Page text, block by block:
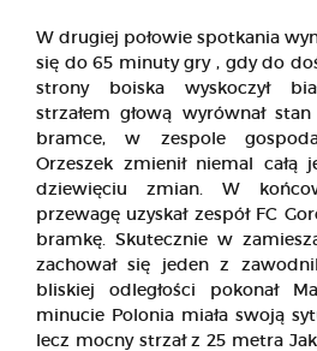
W drugiej połowie spotkania
się do 65 minuty gry , gdy do
strony boiska wyskoczył
strzałem głową wyrównał
bramce, w zespole
Orzeszek zmienił niemal całą
dziewięciu zmian. W
przewagę uzyskał zespół FC
bramkę. Skutecznie w
zachował się jeden z
bliskiej odległości pokonał
minucie Polonia miała swoją
lecz mocny strzał z 25 metra